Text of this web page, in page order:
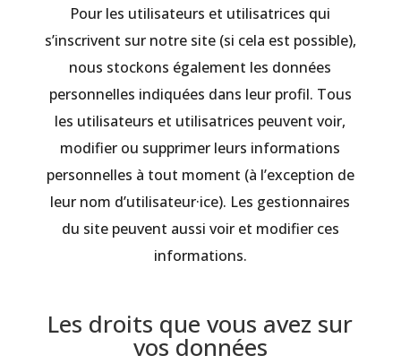
Pour les utilisateurs et utilisatrices qui
s’inscrivent sur notre site (si cela est possible),
nous stockons également les données
personnelles indiquées dans leur profil. Tous
les utilisateurs et utilisatrices peuvent voir,
modifier ou supprimer leurs informations
personnelles à tout moment (à l’exception de
leur nom d’utilisateur·ice). Les gestionnaires
du site peuvent aussi voir et modifier ces
informations.
Les droits que vous avez sur
vos données